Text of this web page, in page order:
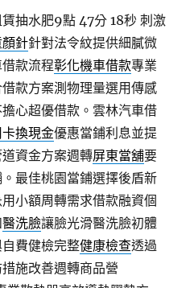
抽水肥9點 47分 18秒 刺激
針針對法令紋提供細膩微
款流程彰化機車借款專業
款方案測物理量選用傳感
心超優借款。雲林汽車借
換現金優惠當鋪利息並提
資金方案週轉屏東當舖要
最佳桃園當鋪選擇後盾新
小額周轉需求借款融資個
醫洗臉讓臉光滑醫洗臉初體
費健檢完整健康檢查透過
施改善週轉商品營